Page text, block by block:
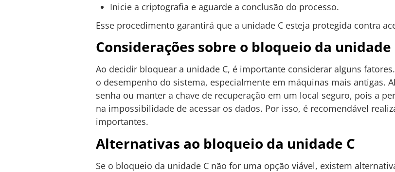
Inicie a criptografia e aguarde a conclusão do processo.
Esse procedimento garantirá que a unidade C esteja protegida contra
Considerações sobre o bloqueio da unidade
Ao decidir bloquear a unidade C, é importante considerar alguns
o desempenho do sistema, especialmente em máquinas mais antigas.
senha ou manter a chave de recuperação em um local seguro, pois a
na impossibilidade de acessar os dados. Por isso, é recomendável
importantes.
Alternativas ao bloqueio da unidade C
Se o bloqueio da unidade C não for uma opção viável, existem